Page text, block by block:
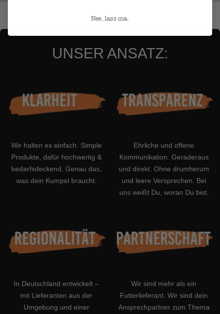
UNSER ANSATZ:
Wir halten es einfach. Simple
Produkte, dafür hochwertig &
bedarfsdeckend. Genau das,
was dein Kumpel braucht.
Ehrliche und offene
Kommunikation. Geraderaus
und direkt. Ohne drumherum
und leere Versprechen. Bei
uns weißt Du, woran Du bist.
In Deutschland entwickelt –
mit Lieferanten aus der
Umgebung und einer
Wir sind mehr als ein
Futterlieferant. Wir sind dein
Ansprechpartner zum Thema
Nee, lass ma.